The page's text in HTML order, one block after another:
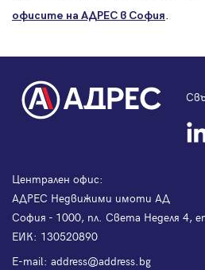
офисите на АДРЕС в София.
Централен офис:
АДРЕС Недвижими имоти АД
София - 1000, пл. Света Неделя 4,
ЕИК: 130520890
Е-mail: address@address.bg